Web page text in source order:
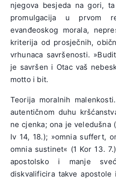
njegova besjeda na gori,
promulgacija u prvom
evanđeoskog morala,
kriterija od prosječnih,
vrhunaca savršenosti.
je savršen i Otac vaš
motto i bit.
Teorija moralnih
autentičnom duhu
ne cjenka; ona je veledušna
Iv 14, 18.); »omnia suffert,
omnia sustinet« (1 Kor 13.
apostolsko i manje
diskvalificira takve